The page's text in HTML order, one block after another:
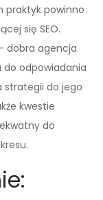
praktyk powinno
się SEO.
dobra agencja
odpowiadania
strategii do jego
kwestie
do